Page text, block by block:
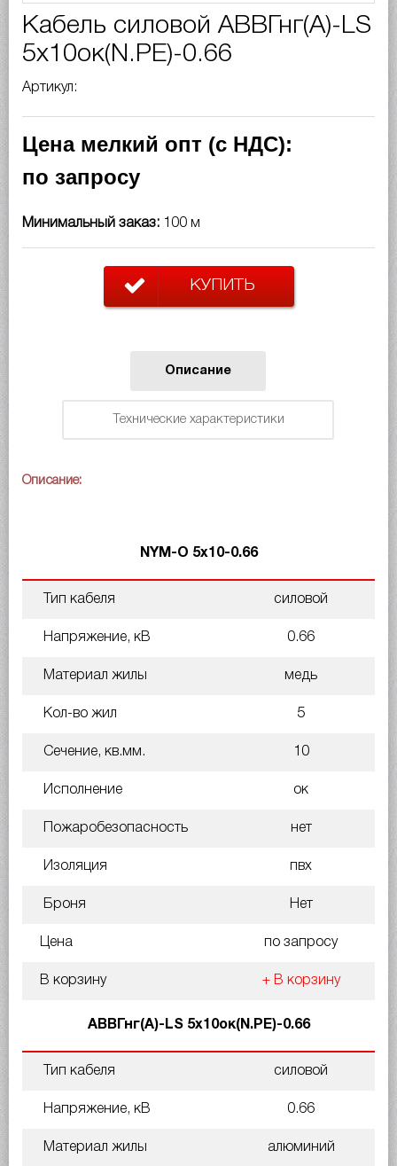
Кабель силовой АВВГнг(A)-LS
5х10ок(N.PE)-0.66
Артикул:
Цена мелкий опт (с НДС):
по запросу
Минимальный заказ: 100 м
КУПИТЬ
Описание
Технические характеристики
Описание:
NYM-O 5х10-0.66
Тип кабеля силовой
Напряжение, кВ 0.66
Материал жилы медь
Кол-во жил 5
Сечение, кв.мм. 10
Исполнение ок
Пожаробезопасность нет
Изоляция пвх
Броня Нет
Цена по запросу
В корзину + В корзину
АВВГнг(A)-LS 5х10ок(N.PE)-0.66
Тип кабеля силовой
Напряжение, кВ 0.66
Материал жилы алюминий